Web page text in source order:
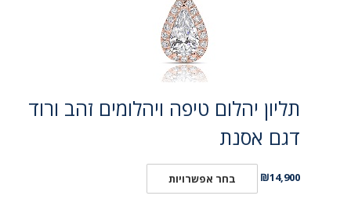
תליון יהלום טיפה ויהלומים זהב ורוד
דגם אסנת
₪14,900 בחר אפשרויות